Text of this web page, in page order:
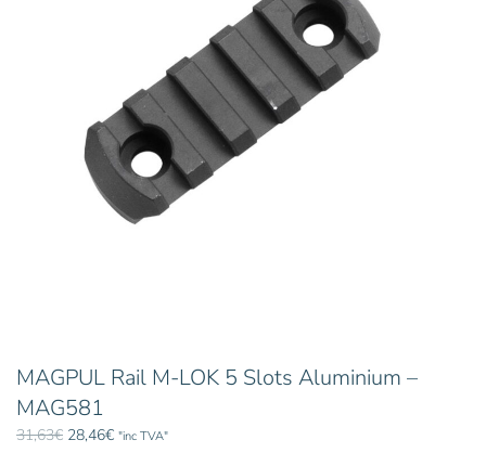
MAGPUL Rail M-LOK 5 Slots Aluminium –
MAG581
31,63€ Le
28,46€Le"inc TVA"